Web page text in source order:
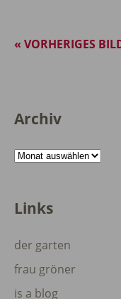
« VORHERIGES
Archiv
Archiv
Links
der garten
frau gröner
is a blog